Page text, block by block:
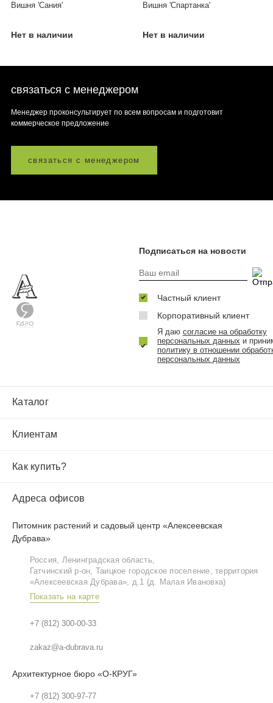
Вишня 'Сания'
Нет в наличии
Вишня 'Спартанка'
Нет в наличии
связаться с менеджером
Менеджер проконсультирует по всем вопросам и подготовит
коммерческое предложение
связаться с менеджером
Каталог
Клиентам
Как купить?
Адреса офисов
Питомник растений и садовый центр «Алексеевская
Дубрава»
Россия, Ленинградская область,
Гатчинский р‑он, Таицкое городское поселение, территория
«Алексеевская Дубрава», д.1 (д. Малая Ивановка)
Показать на карте
+7 (812) 300-00-33
zakaz@a-dubrava.ru
Архитектурное бюро «О-КРУГ»
+7 (812) 300-97-77
Подписаться на новости
Частный клиент
Корпоративный клиент
Я даю согласие на обработку
персональных данных и
политику в отношении
персональных данных